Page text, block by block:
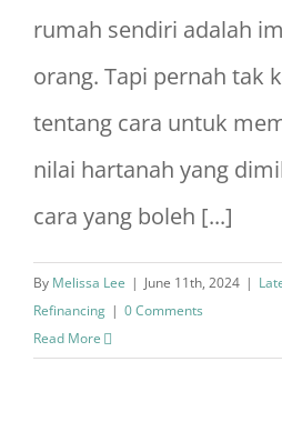
rumah sendiri adalah
orang. Tapi pernah tak
tentang cara untuk
nilai hartanah yang
cara yang boleh [...]
By Melissa Lee | June 11th, 2024 |
Refinancing | 0 Comments
Read More